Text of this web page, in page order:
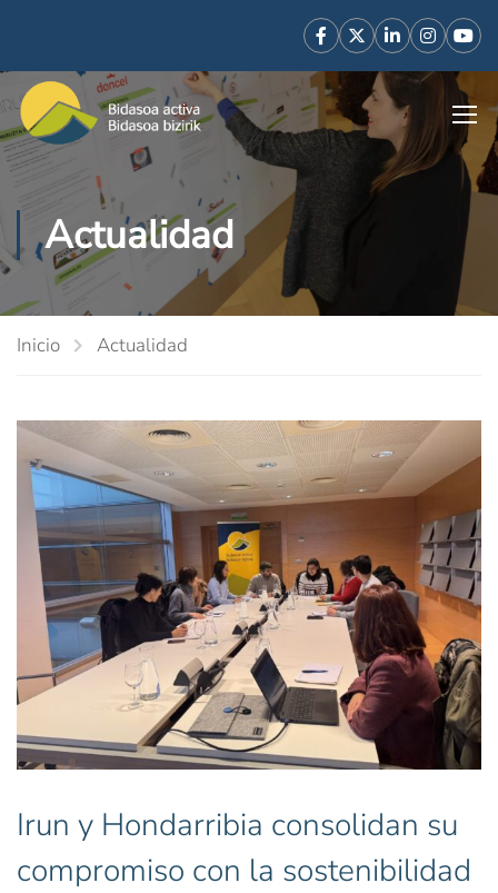
Actualidad
Inicio Actualidad
Irun y Hondarribia consolidan su
compromiso con la sostenibilidad